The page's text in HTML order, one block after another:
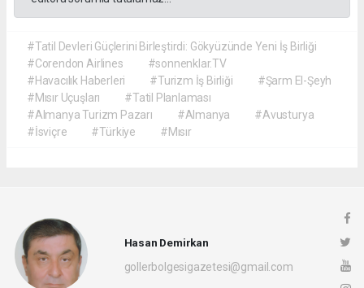
#Tatil Devleri Güçlerini Birleştirdi: Gökyüzünde Yeni İş Birliği
#Corendon Airlines
#sonnenklar.TV
#Havacılık Haberleri
#Turizm İş Birliği
#Şarm El-Şeyh
#Mısır Uçuşları
#Tatil Planlaması
#Almanya Turizm Pazarı
#Almanya
#Avusturya
#İsviçre
#Türkiye #Mısır
Hasan Demirkan
gollerbolgesigazetesi@gmail.com